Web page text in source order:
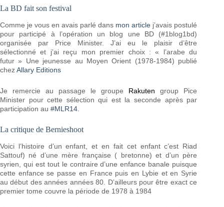
La BD fait son festival
Comme je vous en avais parlé dans mon article j’avais postulé
pour participé à l’opération un blog une BD (#1blog1bd)
organisée par Price Minister. J’ai eu le plaisir d’être
sélectionné et j’ai reçu mon premier choix : « l’arabe du
futur » Une jeunesse au Moyen Orient (1978-1984) publié
chezAllary Editions
Je remercie au passage le groupe Rakuten group Pice
Minister pour cette sélection qui est la seconde après par
participation au #MLR14.
La critique de Bernieshoot
Voici l’histoire d’un enfant, et en fait cet enfant c’est Riad
Sattouf) né d’une mère française ( bretonne) et d’un père
syrien, qui est tout le contraire d’une enfance banale puisque
cette enfance se passe en France puis en Lybie et en Syrie
au début des années années 80. D’ailleurs pour être exact ce
premier tome couvre la période de 1978 à 1984